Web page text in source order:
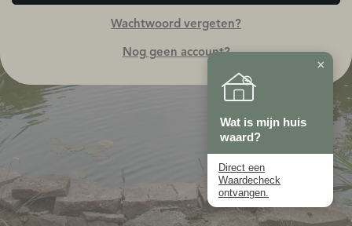
Wachtwoord vergeten?
Nog geen account?
×
Wat is mijn huis
waard?
Direct een
Waardecheck
ontvangen.